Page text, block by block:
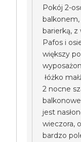
Pokój 2-
barierką,
Pafos i
większy
łóżko
2 nocne
jest
wieczora,
bardzo